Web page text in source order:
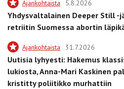
Ajankohtaista 5.8.2026
Yhdysvaltalainen Deeper Still -
retriitin Suomessa abortin
Ajankohtaista 31.7.2026
Uutisia lyhyesti: Hakemus
lukiosta, Anna-Mari Kaskinen
kristitty poliitikko murhattiin